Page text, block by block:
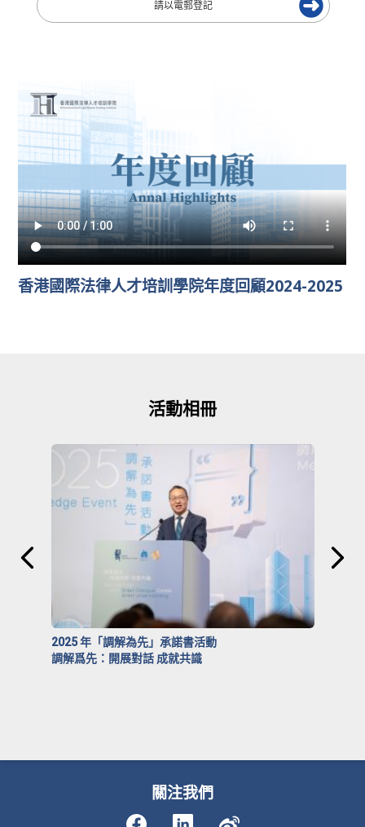
香港國際法律人才培訓學院年度回顧2024-2025
活動相冊
2025 年「調解為先」承諾書活動
調解爲先：開展對話 成就共識
關注我們